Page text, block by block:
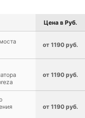
Цена в Руб.
от 1190 руб.
от 1190 руб.
от 1190 руб.